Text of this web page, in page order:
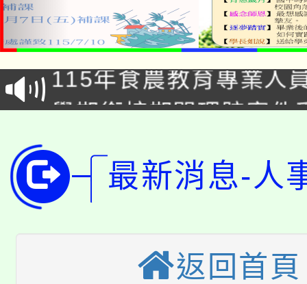
淨零綠生活教案入校路
會
115年食農教育專業人
程
學期銜接期間理賠案件
學籍身 分審查程序及
版
公告本校115學年度第
「2026金融保險知識
公告本校115學年度第
最新消息-人
返回首頁